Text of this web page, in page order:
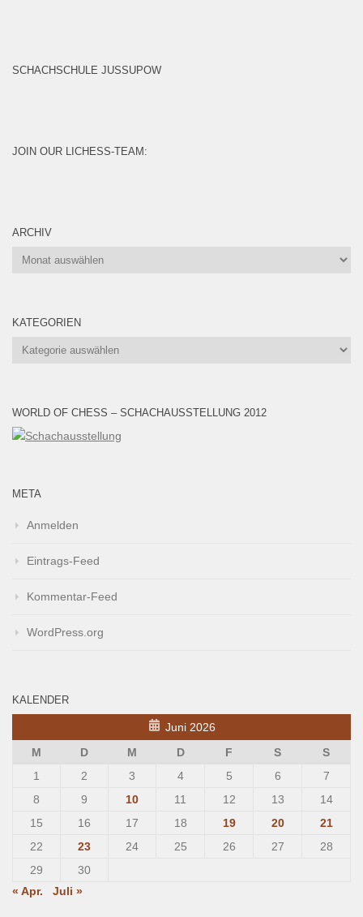
SCHACHSCHULE JUSSUPOW
JOIN OUR LICHESS-TEAM:
ARCHIV
Archiv
KATEGORIEN
Kategorien
WORLD OF CHESS – SCHACHAUSSTELLUNG 2012
META
Anmelden
Eintrags-Feed
Kommentar-Feed
WordPress.org
KALENDER
Juni 2026
M
D M D F S
S
1
2 3 4 5 6
7
8
9 10 11 12 13
14
15
16 17 18 19 20
21
22
23 24 25 26 27
28
29
30
« Apr.
Juli »